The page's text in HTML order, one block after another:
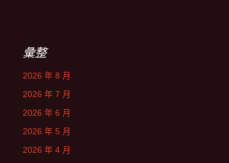
彙整
2026 年 8 月
2026 年 7 月
2026 年 6 月
2026 年 5 月
2026 年 4 月